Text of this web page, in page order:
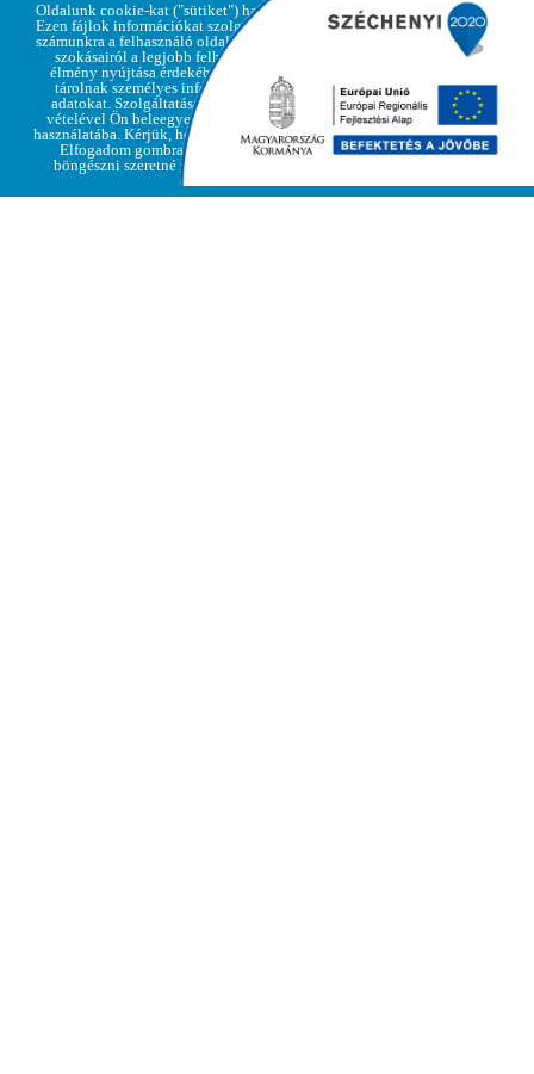
Oldalunk cookie-kat ("sütiket") használ.
Ezen fájlok információkat szolgáltatnak
számunkra a felhasználó oldallátogatási
szokásairól a legjobb felhasználói
élmény nyújtása érdekében, de nem
tárolnak személyes információkat,
adatokat. Szolgáltatásaink igénybe
vételével Ön beleegyezik a cookie-k
használatába. Kérjük, hogy kattintson az
Elfogadom gombra, amennyiben
böngészni szeretné weboldalunkat
Elfogadom
irányelvek